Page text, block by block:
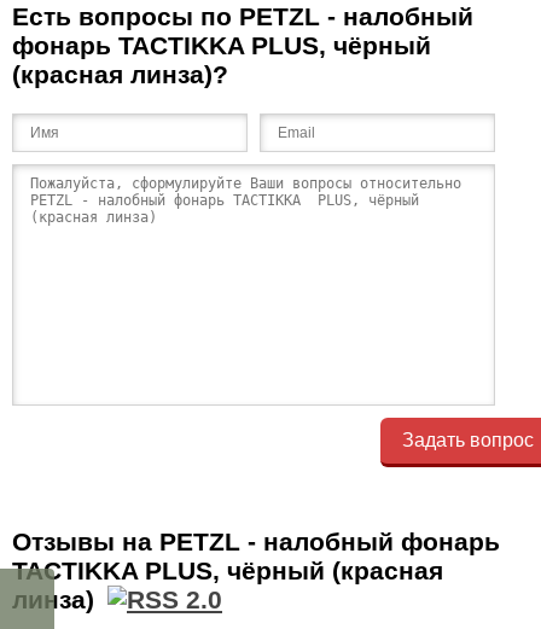
Есть вопросы по PETZL - налобный
фонарь TACTIKKA PLUS, чёрный
(красная линза)?
Задать вопрос
Отзывы на PETZL - налобный фонарь
TACTIKKA PLUS, чёрный (красная
линза)